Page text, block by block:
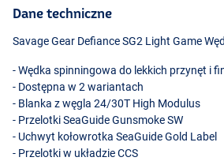
Dane techniczne
Savage Gear Defiance SG2 Light Game
- Wędka spinningowa do lekkich przynęt i
- Dostępna w 2 wariantach
- Blanka z węgla 24/30T High Modulus
- Przelotki SeaGuide Gunsmoke SW
- Uchwyt kołowrotka SeaGuide Gold Label
- Przelotki w układzieCCS